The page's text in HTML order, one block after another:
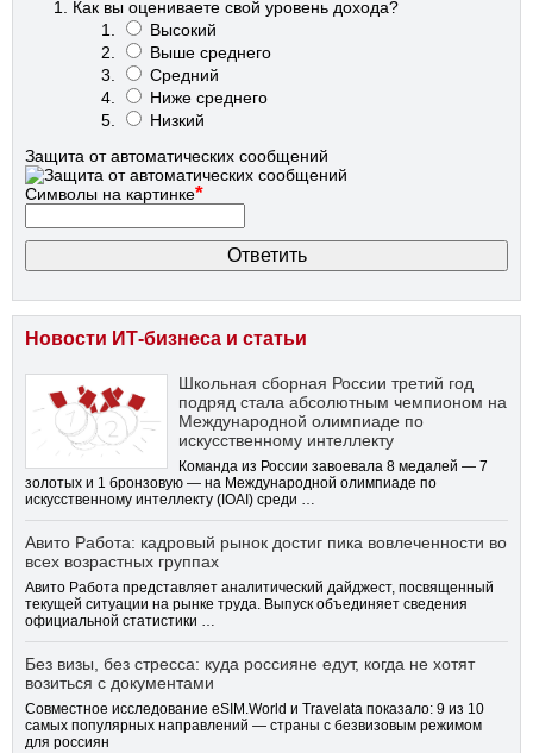
Как вы оцениваете свой уровень дохода?
Высокий
Выше среднего
Средний
Ниже среднего
Низкий
Защита от автоматических сообщений
Символы на картинке*
Новости ИТ-бизнеса и статьи
Школьная сборная России третий год
подряд стала абсолютным чемпионом на
Международной олимпиаде по
искусственному интеллекту
Команда из России завоевала 8 медалей — 7
золотых и 1 бронзовую — на Международной олимпиаде по
искусственному интеллекту (IOAI) среди …
Авито Работа: кадровый рынок достиг пика вовлеченности во
всех возрастных группах
Авито Работа представляет аналитический дайджест, посвященный
текущей ситуации на рынке труда. Выпуск объединяет сведения
официальной статистики …
Без визы, без стресса: куда россияне едут, когда не хотят
возиться с документами
Совместное исследование eSIM.World и Travelata показало: 9 из 10
самых популярных направлений — страны с безвизовым режимом
для россиян